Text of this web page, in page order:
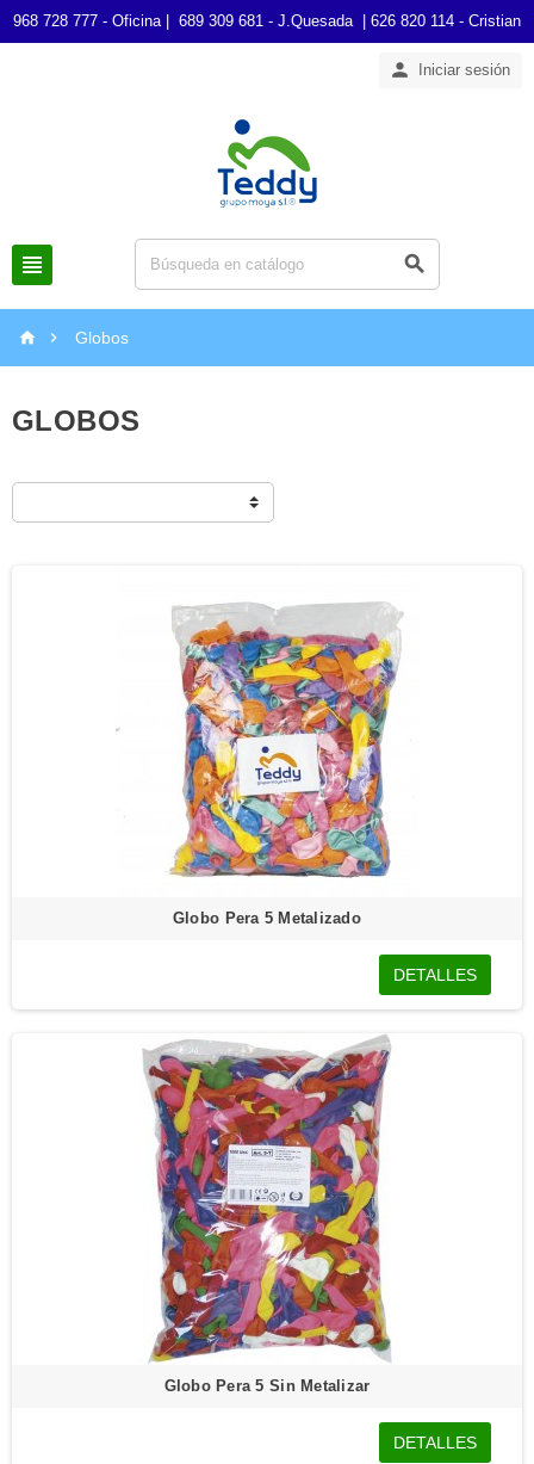
968 728 777 - Oficina | 689 309 681 - J.Quesada | 626 820 114 - Cristian
 Iniciar sesión
 
  Globos
GLOBOS
Globo Pera 5 Metalizado
DETALLES
Globo Pera 5 Sin Metalizar
DETALLES